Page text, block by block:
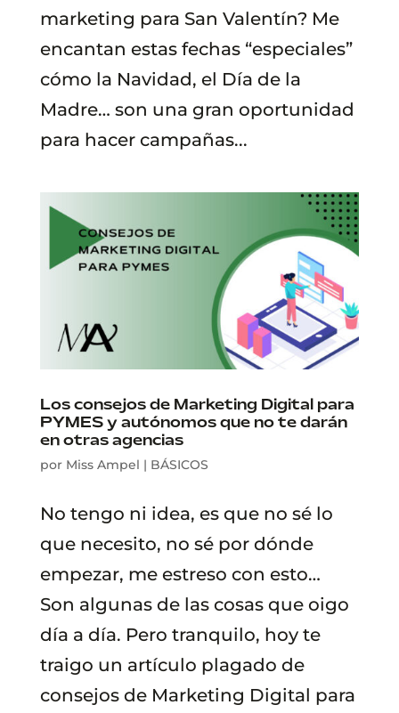
marketing para San Valentín? Me
encantan estas fechas “especiales”
cómo la Navidad, el Día de la
Madre… son una gran oportunidad
para hacer campañas...
Los consejos de Marketing Digital para
PYMES y autónomos que no te darán
en otras agencias
por Miss Ampel | BÁSICOS
No tengo ni idea, es que no sé lo
que necesito, no sé por dónde
empezar, me estreso con esto…
Son algunas de las cosas que oigo
día a día. Pero tranquilo, hoy te
traigo un artículo plagado de
consejos de Marketing Digital para